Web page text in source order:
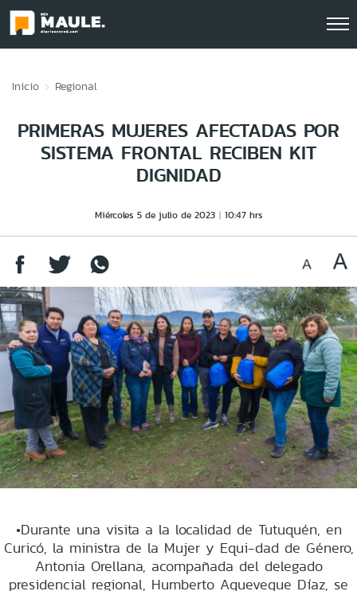
Inicio Regional
PRIMERAS MUJERES AFECTADAS POR
SISTEMA FRONTAL RECIBEN KIT
DIGNIDAD
Miércoles 5 de julio de 2023 10:47 hrs
•Durante una visita a la localidad de Tutuquén, en
Curicó, la ministra de la Mujer y Equi-dad de Género,
Antonia Orellana, acompañada del delegado
presidencial regional, Humberto Aqueveque Díaz, se